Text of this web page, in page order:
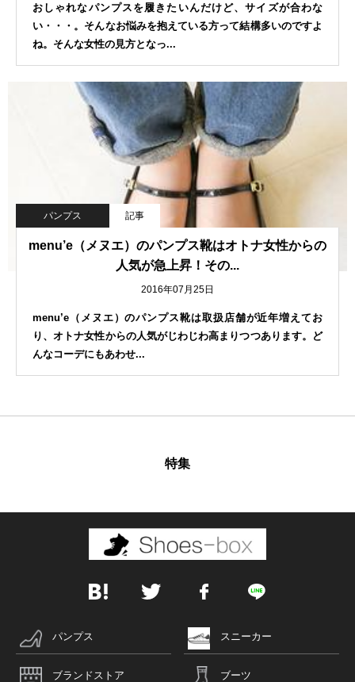
おしゃれなパンプスを履きたいんだけど、サイズが合わな
い・・・。そんなお悩みを抱えている方って結構多いのですよ
ね。そんな女性の見方となっ...
パンプス 記事
menu’e（メヌエ）のパンプス靴はオトナ女性からの
人気が急上昇！その...
2016年07月25日
menu’e（メヌエ）のパンプス靴は取扱店舗が近年増えてお
り、オトナ女性からの人気がじわじわ高まりつつあります。ど
んなコーデにもあわせ...
特集
パンプス スニーカー
ブランドストア ブーツ